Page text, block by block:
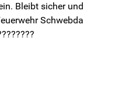
Bleibt sicher und
Schwebda
08-02
vom 2024-08-13